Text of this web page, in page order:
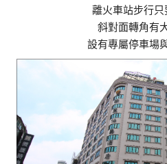
離火車站步行只
斜對面轉角有
設有專屬停車場